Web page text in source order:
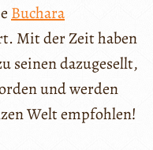
Buchara
Mit der Zeit haben
seinen dazugesellt,
und werden
Welt empfohlen!